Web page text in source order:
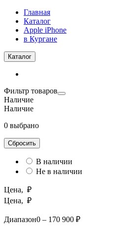
Главная
Каталог
Apple iPhone
в Кургане
Каталог
Фильтр товаров
Наличие
Наличие
0 выбрано
Сбросить
В наличии
Не в наличии
Цена, ₽
Цена, ₽
Диапазон0 – 170 900 ₽